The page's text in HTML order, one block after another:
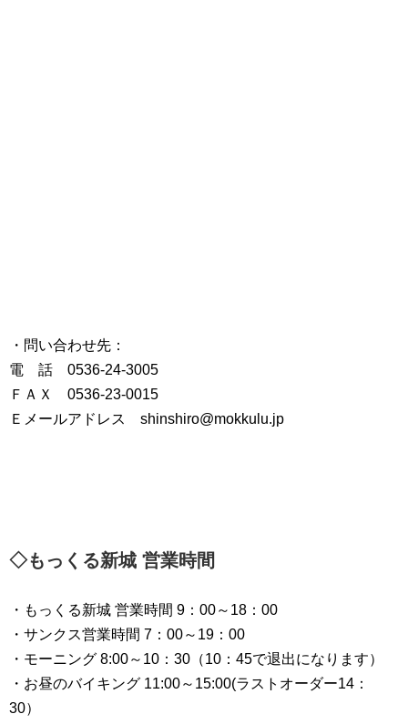
・問い合わせ先：
電 話 0536-24-3005
ＦＡＸ 0536-23-0015
Ｅメールアドレス shinshiro@mokkulu.jp
◇もっくる新城 営業時間
・もっくる新城 営業時間 9：00～18：00
・サンクス営業時間 7：00～19：00
・モーニング 8:00～10：30（10：45で退出になります）
・お昼のバイキング 11:00～15:00(ラストオーダー14：
30）